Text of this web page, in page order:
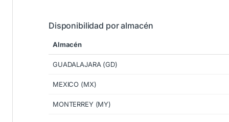
Disponibilidad por almacén
Almacén
GUADALAJARA (GD)
MEXICO (MX)
MONTERREY (MY)